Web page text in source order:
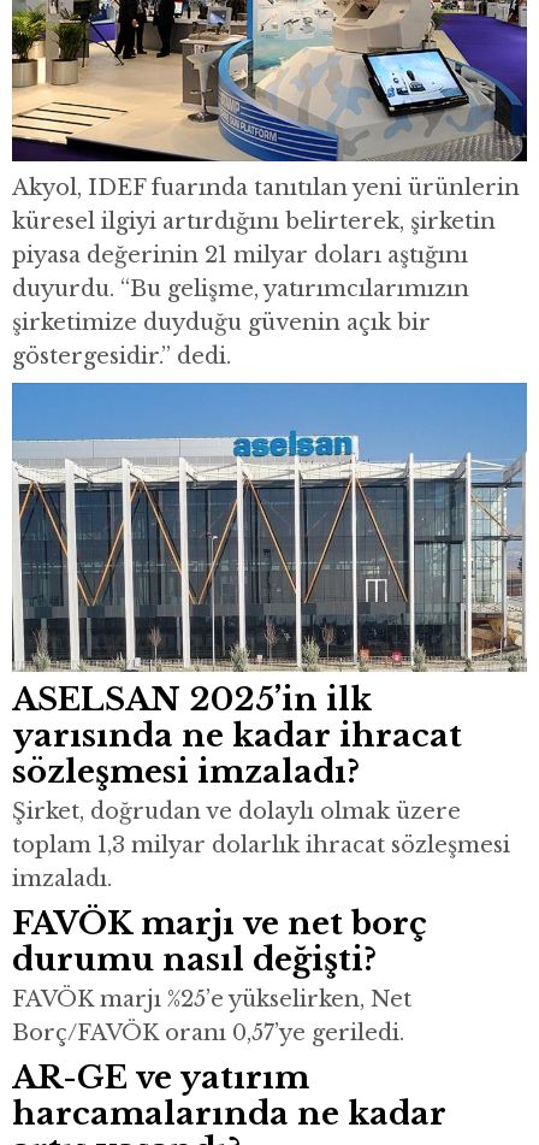
Akyol, IDEF fuarında tanıtılan yeni ürünlerin
küresel ilgiyi artırdığını belirterek, şirketin
piyasa değerinin 21 milyar doları aştığını
duyurdu. “Bu gelişme, yatırımcılarımızın
şirketimize duyduğu güvenin açık bir
göstergesidir.” dedi.
ASELSAN 2025’in ilk
yarısında ne kadar ihracat
sözleşmesi imzaladı?
Şirket, doğrudan ve dolaylı olmak üzere
toplam 1,3 milyar dolarlık ihracat sözleşmesi
imzaladı.
FAVÖK marjı ve net borç
durumu nasıl değişti?
FAVÖK marjı %25’e yükselirken, Net
Borç/FAVÖK oranı 0,57’ye geriledi.
AR-GE ve yatırım
harcamalarında ne kadar